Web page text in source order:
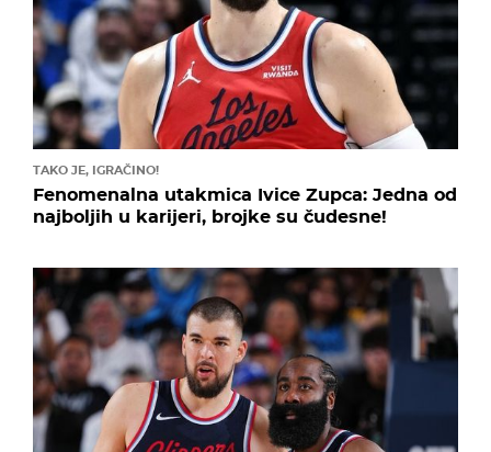
TAKO JE, IGRAČINO!
Fenomenalna utakmica Ivice Zupca: Jedna od
najboljih u karijeri, brojke su čudesne!